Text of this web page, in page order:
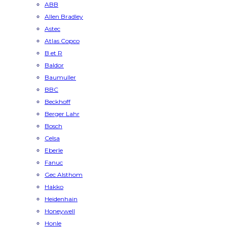
ABB
Allen Bradley
Astec
Atlas Copco
B et R
Baldor
Baumuller
BBC
Beckhoff
Berger Lahr
Bosch
Celsa
Eberle
Fanuc
Gec Alsthom
Hakko
Heidenhain
Honeywell
Honle